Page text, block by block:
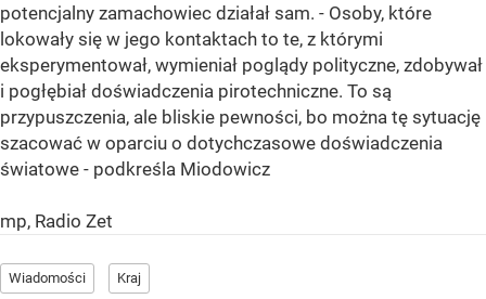
potencjalny zamachowiec działał sam. - Osoby, które
lokowały się w jego kontaktach to te, z którymi
eksperymentował, wymieniał poglądy polityczne, zdobywał
i pogłębiał doświadczenia pirotechniczne. To są
przypuszczenia, ale bliskie pewności, bo można tę sytuację
szacować w oparciu o dotychczasowe doświadczenia
światowe - podkreśla Miodowicz
mp, Radio Zet
Wiadomości Kraj